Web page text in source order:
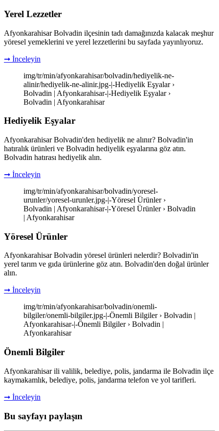
Yerel Lezzetler
Afyonkarahisar Bolvadin ilçesinin tadı damağınızda kalacak meşhur
yöresel yemeklerini ve yerel lezzetlerini bu sayfada yayınlıyoruz.
➞ İnceleyin
img/tr/min/afyonkarahisar/bolvadin/hediyelik-ne-
alinir/hediyelik-ne-alinir.jpg-|-Hediyelik Eşyalar ›
Bolvadin | Afyonkarahisar-|-Hediyelik Eşyalar ›
Bolvadin | Afyonkarahisar
Hediyelik Eşyalar
Afyonkarahisar Bolvadin'den hediyelik ne alınır? Bolvadin'in
hatıralık ürünleri ve Bolvadin hediyelik eşyalarına göz atın.
Bolvadin hatırası hediyelik alın.
➞ İnceleyin
img/tr/min/afyonkarahisar/bolvadin/yoresel-
urunler/yoresel-urunler.jpg-|-Yöresel Ürünler ›
Bolvadin | Afyonkarahisar-|-Yöresel Ürünler › Bolvadin
| Afyonkarahisar
Yöresel Ürünler
Afyonkarahisar Bolvadin yöresel ürünleri nelerdir? Bolvadin'in
yerel tarım ve gıda ürünlerine göz atın. Bolvadin'den doğal ürünler
alın.
➞ İnceleyin
img/tr/min/afyonkarahisar/bolvadin/onemli-
bilgiler/onemli-bilgiler.jpg-|-Önemli Bilgiler › Bolvadin |
Afyonkarahisar-|-Önemli Bilgiler › Bolvadin |
Afyonkarahisar
Önemli Bilgiler
Afyonkarahisar ili valilik, belediye, polis, jandarma ile Bolvadin ilçe
kaymakamlık, belediye, polis, jandarma telefon ve yol tarifleri.
➞ İnceleyin
Bu sayfayı paylaşın